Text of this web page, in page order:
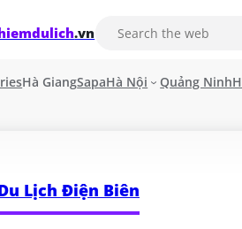
.vn
Hà GiangSapaHà Nội Quảng Ninh
Lịch Điện Biên